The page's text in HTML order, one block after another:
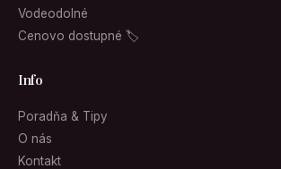
Vodeodolné
Cenovo dostupné 🏷
Info
Poradňa & Tipy
O nás
Kontakt